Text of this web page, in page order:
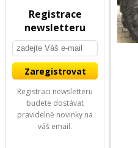
Registrace
newsletteru
Registraci newsletteru
budete dostávat
pravidelně novinky na
váš email.